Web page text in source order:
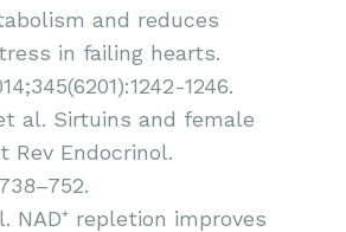
and reduces
in failing hearts.
1246.
al. Sirtuins and female
Rev Endocrinol.
NAD⁺ repletion improves